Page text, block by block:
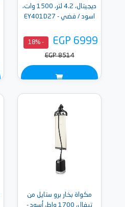
ديجيتال، 4.2 لتر، 1500 وات،
اسود / فضي - EY401D27
EGP 6999
- 18%
EGP 8514
مكواة بخار برو ستايل من
تيفال، 1700 واط، أسود -